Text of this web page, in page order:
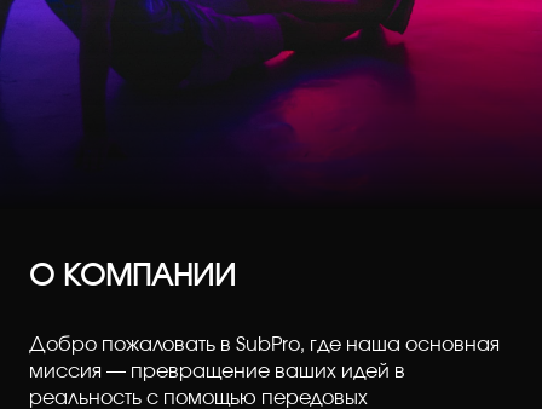
О КОМПАНИИ
Добро пожаловать в SubPro, где наша основная
миссия — превращение ваших идей в
реальность с помощью передовых